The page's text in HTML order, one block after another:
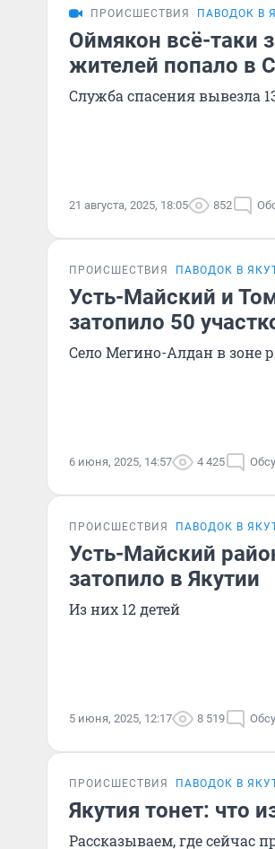
ПРОИСШЕСТВИЯ ПАВОДОК В
Оймякон всё-таки
жителей попало в
Служба спасения вывезла
21 августа, 2025, 18:05 852
ПРОИСШЕСТВИЯ ПАВОДОК В
Усть-Майский и
затопило 50
Село Мегино-Алдан в зоне
6 июня, 2025, 14:57 4 425
ПРОИСШЕСТВИЯ ПАВОДОК В
Усть-Майский
затопило в Якутии
Из них 12 детей
5 июня, 2025, 12:17 8 519
ПРОИСШЕСТВИЯ ПАВОДОК В
Якутия тонет: что
Рассказываем, где сейчас